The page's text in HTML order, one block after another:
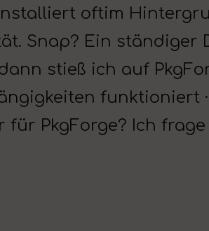
oftim
Snap? Ein ständiger
stieß ich auf
funktioniert
PkgForge? Ich